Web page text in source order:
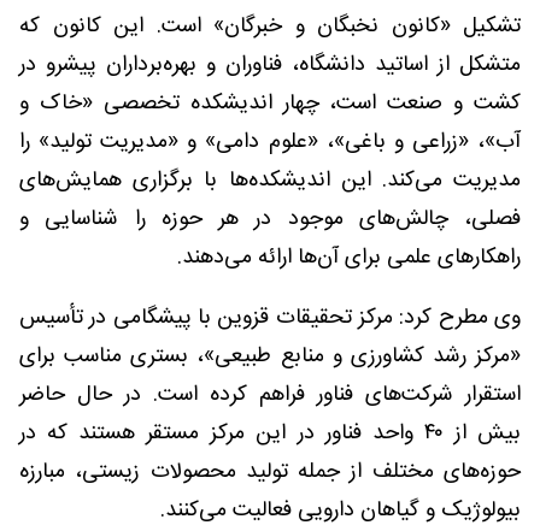
تشکیل «کانون نخبگان و خبرگان» است. این کانون که
متشکل از اساتید دانشگاه، فناوران و بهره‌برداران پیشرو در
کشت و صنعت است، چهار اندیشکده تخصصی «خاک و
آب»، «زراعی و باغی»، «علوم دامی» و «مدیریت تولید» را
مدیریت می‌کند. این اندیشکده‌ها با برگزاری همایش‌های
فصلی، چالش‌های موجود در هر حوزه را شناسایی و
راهکارهای علمی برای آن‌ها ارائه می‌دهند.
وی مطرح کرد: مرکز تحقیقات قزوین با پیشگامی در تأسیس
«مرکز رشد کشاورزی و منابع طبیعی»، بستری مناسب برای
استقرار شرکت‌های فناور فراهم کرده است. در حال حاضر
بیش از ۴۰ واحد فناور در این مرکز مستقر هستند که در
حوزه‌های مختلف از جمله تولید محصولات زیستی، مبارزه
بیولوژیک و گیاهان دارویی فعالیت می‌کنند.